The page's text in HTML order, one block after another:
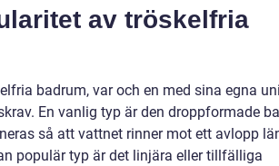
av tröskelfria
badrum, var och en med sina egna
En vanlig typ är den droppformade
så att vattnet rinner mot ett avlopp
populär typ är det linjära eller tillfälliga